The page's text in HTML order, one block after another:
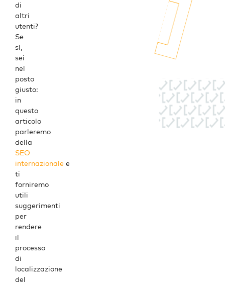
di
altri
utenti?
Se
sì,
sei
nel
posto
giusto:
in
questo
articolo
parleremo
della
SEO
internazionale e
ti
forniremo
utili
suggerimenti
per
rendere
il
processo
di
localizzazione
del